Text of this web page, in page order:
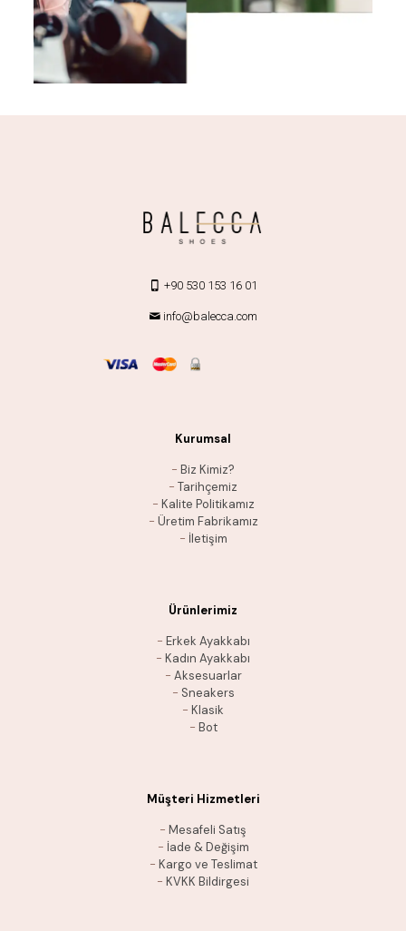
+90 530 153 16 01
info@balecca.com
Kurumsal
- Biz Kimiz?
- Tarihçemiz
- Kalite Politikamız
- Üretim Fabrikamız
- İletişim
Ürünlerimiz
- Erkek Ayakkabı
- Kadın Ayakkabı
- Aksesuarlar
- Sneakers
- Klasik
- Bot
Müşteri Hizmetleri
- Mesafeli Satış
- İade & Değişim
- Kargo ve Teslimat
- KVKK Bildirgesi